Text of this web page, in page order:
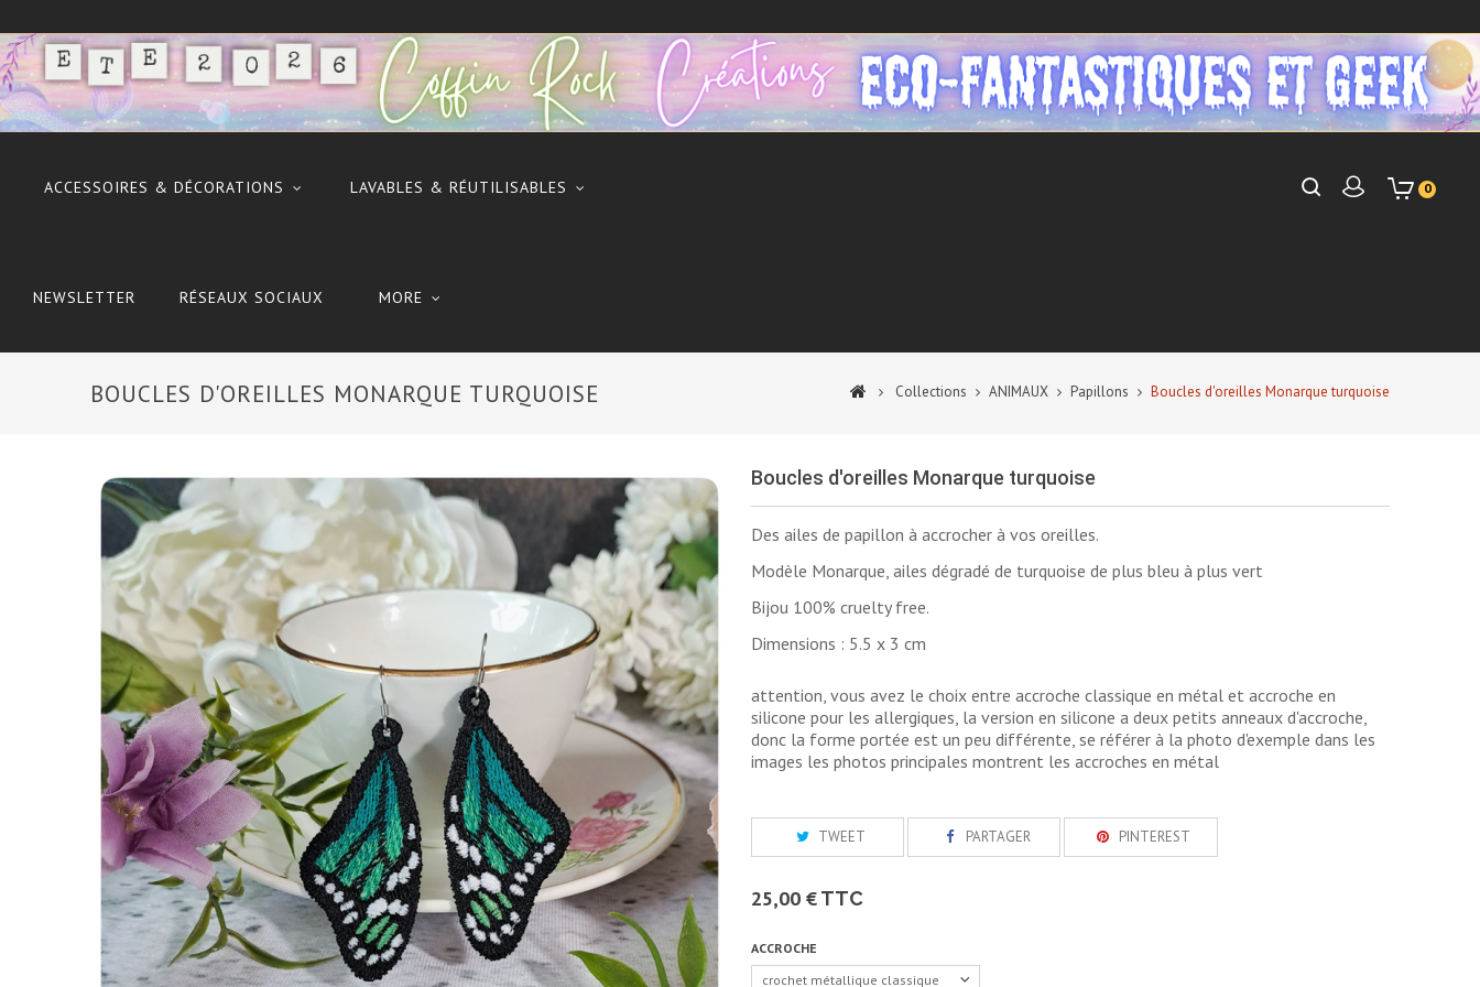
0
ACCESSOIRES & DÉCORATIONS LAVABLES & RÉUTILISABLES
NEWSLETTER RÉSEAUX SOCIAUX MORE
BOUCLES D'OREILLES MONARQUE TURQUOISE Collections ANIMAUX Papillons Boucles d'oreilles Monarque turquoise
Boucles d'oreilles Monarque turquoise
Des ailes de papillon à accrocher à vos oreilles.
Modèle Monarque, ailes dégradé de turquoise de plus bleu à plus vert
Bijou 100% cruelty free.
Dimensions : 5.5 x 3 cm
attention, vous avez le choix entre accroche classique en métal et accroche en
silicone pour les allergiques, la version en silicone a deux petits anneaux d'accroche,
donc la forme portée est un peu différente, se référer à la photo d'exemple dans les
images les photos principales montrent les accroches en métal
TWEET PARTAGER PINTEREST
25,00 €TTC
ACCROCHE
crochet métallique classique